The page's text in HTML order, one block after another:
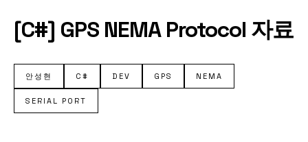
[C#] GPS NEMA Protocol 자료
안성현 C# DEV GPS NEMA
SERIAL PORT